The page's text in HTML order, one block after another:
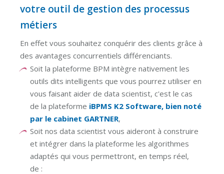
votre outil de gestion des processus
métiers
En effet vous souhaitez conquérir des clients grâce à
des avantages concurrentiels différenciants.
Soit la plateforme BPM intègre nativement les
outils dits intelligents que vous pourrez utiliser en
vous faisant aider de data scientist, c'est le cas
de la plateforme iBPMS K2 Software, bien noté
par le cabinet GARTNER,
Soit nos data scientist vous aideront à construire
et intégrer dans la plateforme les algorithmes
adaptés qui vous permettront, en temps réel,
de :